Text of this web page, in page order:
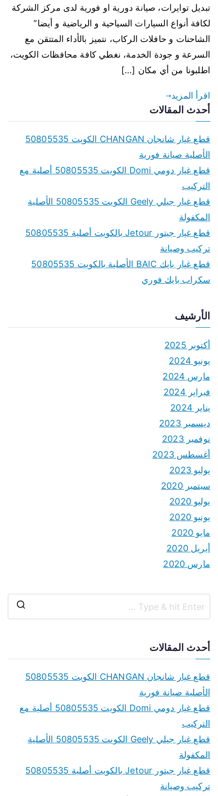
تبديل توايرات، صيانة دورية او فورية لدى مركز الشركة
لكافة أنواع السيارات السياحية و الرياضية و أيضا”
الشاحنات و حافلات الركاب، نتميز بالأداء المتتقن مع
السرعة و جودة الخدمة، نغطي كافة محافظات الكويت،
اطلبونا من أي مكان […]
اقرأ المزيد
أحدث المقالات
قطع غيار شانجان CHANGAN الكويت 50805535
الأصلية صيانة فورية
قطع غيار دومي Domi الكويت 50805535 أصلية مع
التركيب
قطع غيار جيلي Geely الكويت 50805535 الأصلية
المكفولة
قطع غيار جيتور Jetour بالكويت أصلية 50805535
تركيب وصيانة
قطع غيار بايك BAIC الأصلية بالكويت 50805535
سكراب بايك فوري
الأرشيف
أكتوبر 2025
يونيو 2024
مارس 2024
فبراير 2024
يناير 2024
ديسمبر 2023
نوفمبر 2023
أغسطس 2023
يوليو 2023
سبتمبر 2020
يوليو 2020
يونيو 2020
مايو 2020
أبريل 2020
مارس 2020
r
أحدث المقالات
قطع غيار شانجان CHANGAN الكويت 50805535
الأصلية صيانة فورية
قطع غيار دومي Domi الكويت 50805535 أصلية مع
التركيب
قطع غيار جيلي Geely الكويت 50805535 الأصلية
المكفولة
قطع غيار جيتور Jetour بالكويت أصلية 50805535
تركيب وصيانة